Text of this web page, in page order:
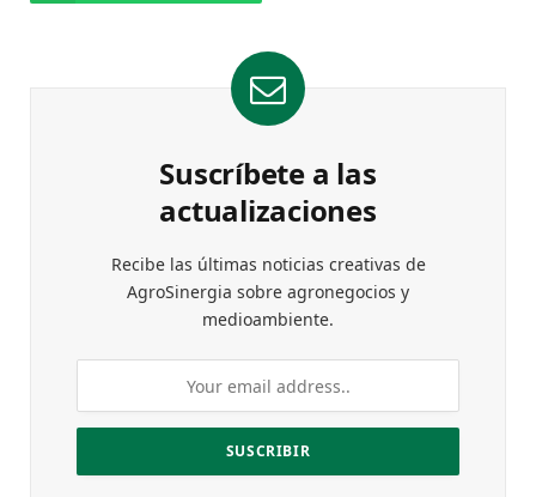
Suscríbete a las
actualizaciones
Recibe las últimas noticias creativas de
AgroSinergia sobre agronegocios y
medioambiente.